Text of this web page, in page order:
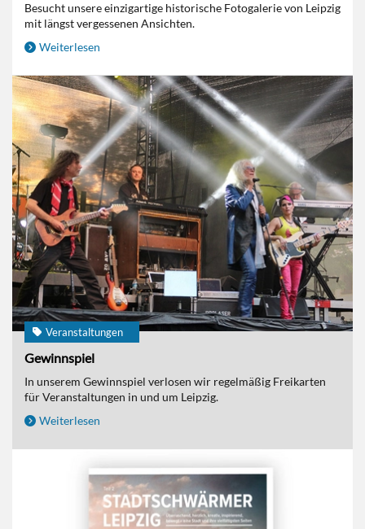
Besucht unsere einzigartige historische Fotogalerie von Leipzig
mit längst vergessenen Ansichten.
Weiterlesen
Veranstaltungen
Gewinnspiel
In unserem Gewinnspiel verlosen wir regelmäßig Freikarten
für Veranstaltungen in und um Leipzig.
Weiterlesen